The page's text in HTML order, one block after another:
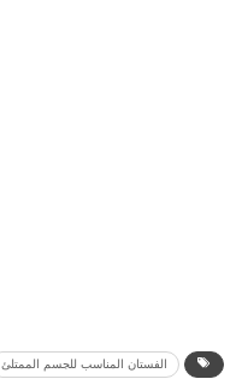
الفستان المناسب للجسم الممتلئ